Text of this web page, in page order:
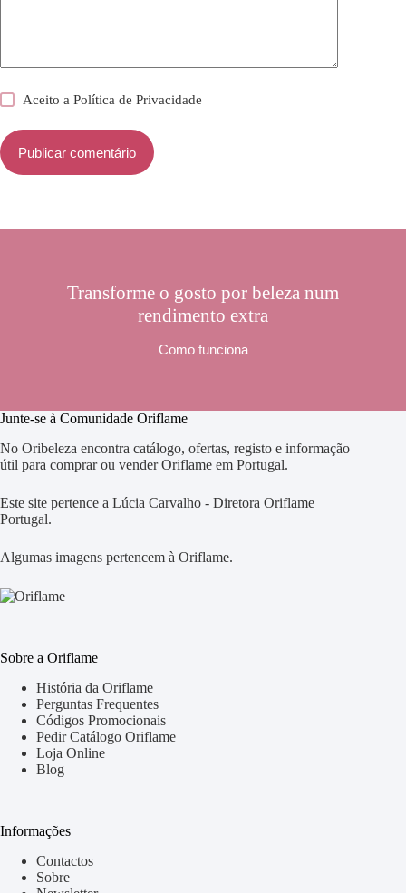
Aceito aPolítica de Privacidade
Publicar comentário
Transforme o gosto por beleza num
rendimento extra
Como funciona
Junte-se à Comunidade Oriflame
No Oribeleza encontra catálogo, ofertas, registo e informação
útil para comprar ou vender Oriflame em Portugal.
Este site pertence a Lúcia Carvalho - Diretora Oriflame
Portugal.
Algumas imagens pertencem à Oriflame.
Sobre a Oriflame
História da Oriflame
Perguntas Frequentes
Códigos Promocionais
Pedir Catálogo Oriflame
Loja Online
Blog
Informações
Contactos
Sobre